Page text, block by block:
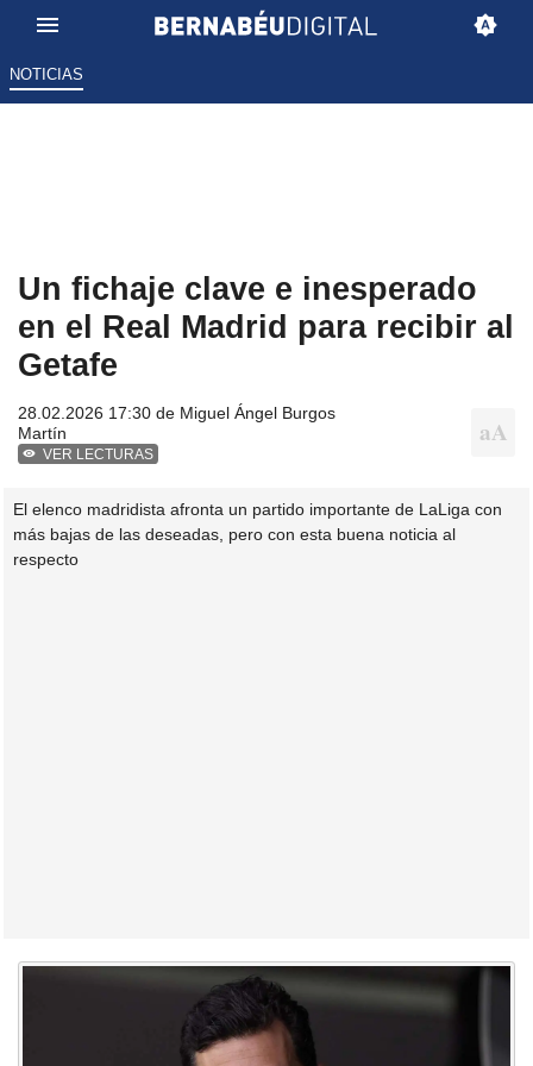
NOTICIAS
Un fichaje clave e inesperado
en el Real Madrid para recibir al
Getafe
28.02.2026 17:30 de Miguel Ángel Burgos
Martín
VER LECTURAS
El elenco madridista afronta un partido importante de LaLiga con
más bajas de las deseadas, pero con esta buena noticia al
respecto